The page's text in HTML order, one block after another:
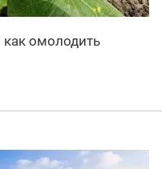
омолодить